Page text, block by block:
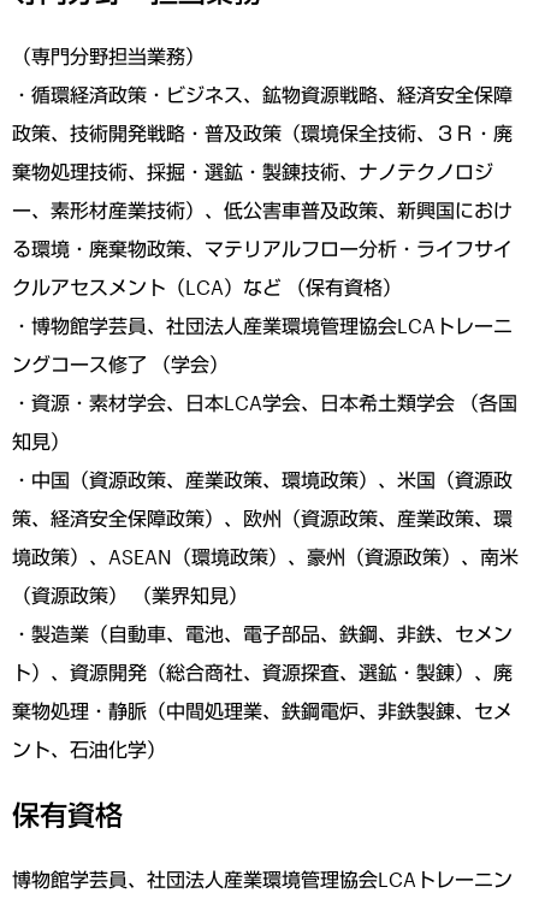
（専門分野担当業務）
・循環経済政策・ビジネス、鉱物資源戦略、経済安全保障
政策、技術開発戦略・普及政策（環境保全技術、３Ｒ・廃
棄物処理技術、採掘・選鉱・製錬技術、ナノテクノロジ
ー、素形材産業技術）、低公害車普及政策、新興国におけ
る環境・廃棄物政策、マテリアルフロー分析・ライフサイ
クルアセスメント（LCA）など （保有資格）
・博物館学芸員、社団法人産業環境管理協会LCAトレーニ
ングコース修了 （学会）
・資源・素材学会、日本LCA学会、日本希土類学会 （各国
知見）
・中国（資源政策、産業政策、環境政策）、米国（資源政
策、経済安全保障政策）、欧州（資源政策、産業政策、環
境政策）、ASEAN（環境政策）、豪州（資源政策）、南米
（資源政策） （業界知見）
・製造業（自動車、電池、電子部品、鉄鋼、非鉄、セメン
ト）、資源開発（総合商社、資源探査、選鉱・製錬）、廃
棄物処理・静脈（中間処理業、鉄鋼電炉、非鉄製錬、セメ
ント、石油化学）
保有資格
博物館学芸員、社団法人産業環境管理協会LCAトレーニン